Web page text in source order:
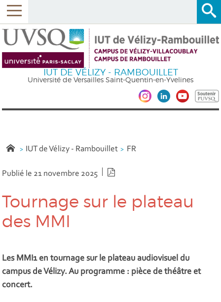
IUT DE VÉLIZY - RAMBOUILLET
Université de Versailles Saint-Quentin-en-Yvelines
IUT de Vélizy - Rambouillet FR
Publié le 21 novembre 2025
Tournage sur le plateau
des MMI
Les MMI1 en tournage sur le plateau audiovisuel du
campus de Vélizy. Au programme : pièce de théâtre et
concert.